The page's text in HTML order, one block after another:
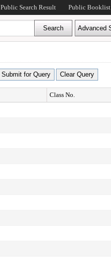
Public Search Result Public Booklist
Class No.